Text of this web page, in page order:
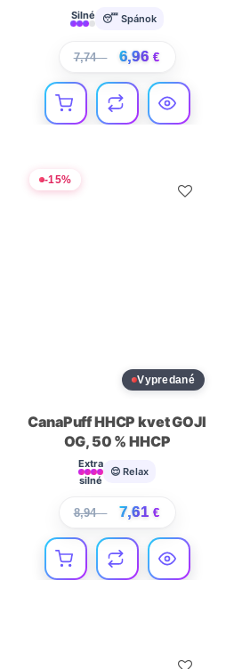
Silné 😴 Spánok
7,74€ 6,96€
-15%
Vypredané
CanaPuff HHCP kvet GOJI
OG, 50 % HHCP
Extra
silné
😌 Relax
8,94€ 7,61€